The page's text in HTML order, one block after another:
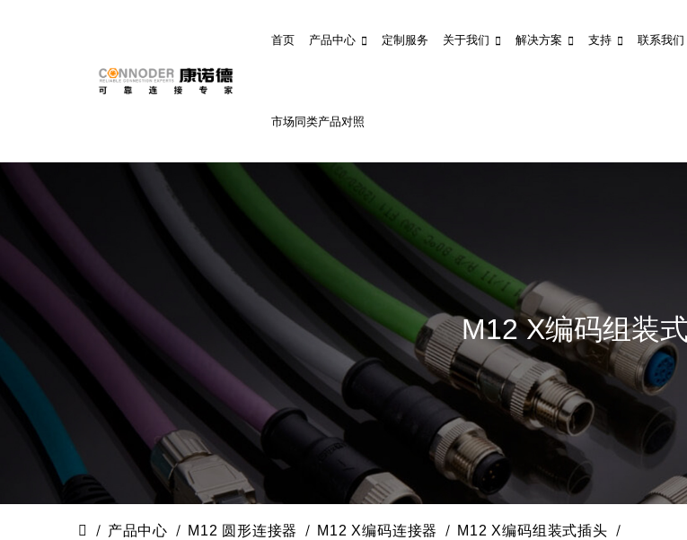
首页 产品中心 定制服务 关于我们 解决方案 支持 联系我们
市场同类产品对照
M12 X编码组装
产品中心 M12 圆形连接器 M12 X编码连接器 M12 X编码组装式插头